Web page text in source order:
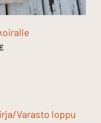
Varasto loppu